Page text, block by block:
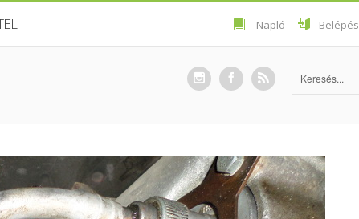
Napló Belépés